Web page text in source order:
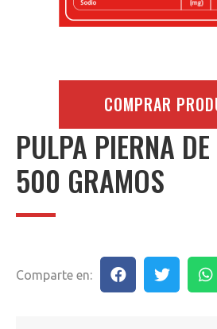
PULPA PIERNA
500 GRAMOS
Comparte en:
COMPRAR